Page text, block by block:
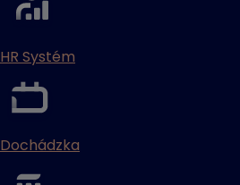
HR Systém
Dochádzka